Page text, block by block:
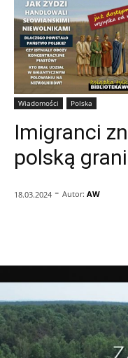
Wiadomości Polska
Imigranci
polską
18.03.2024 - Autor: AW